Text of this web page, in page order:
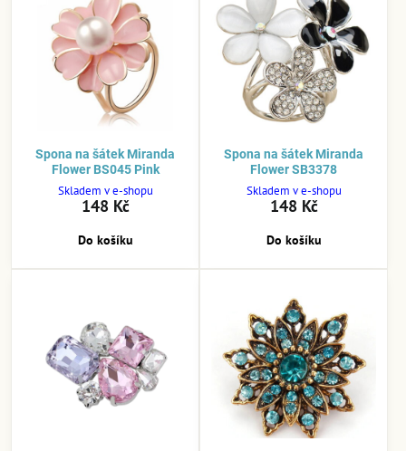
Spona na šátek Miranda
Flower BS045 Pink
Skladem v e-shopu
148 Kč
Do košíku
Spona na šátek Miranda
Flower SB3378
Skladem v e-shopu
148 Kč
Do košíku